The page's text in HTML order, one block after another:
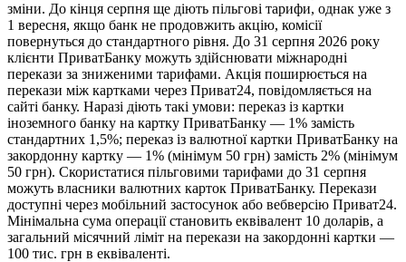
зміни. До кінця серпня ще діють пільгові тарифи, однак уже з
1 вересня, якщо банк не продовжить акцію, комісії
повернуться до стандартного рівня. До 31 серпня 2026 року
клієнти ПриватБанку можуть здійснювати міжнародні
перекази за зниженими тарифами. Акція поширюється на
перекази між картками через Приват24, повідомляється на
сайті банку. Наразі діють такі умови: переказ із картки
іноземного банку на картку ПриватБанку — 1% замість
стандартних 1,5%; переказ із валютної картки ПриватБанку на
закордонну картку — 1% (мінімум 50 грн) замість 2% (мінімум
50 грн). Скористатися пільговими тарифами до 31 серпня
можуть власники валютних карток ПриватБанку. Перекази
доступні через мобільний застосунок або вебверсію Приват24.
Мінімальна сума операції становить еквівалент 10 доларів, а
загальний місячний ліміт на перекази на закордонні картки —
100 тис. грн в еквіваленті.